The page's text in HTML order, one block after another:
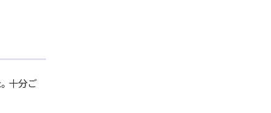
十分ご